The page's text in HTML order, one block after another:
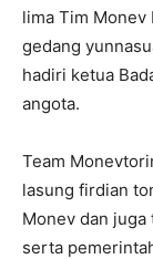
lima Tim Monev
gedang
hadiri ketua
angota.
Team
lasung firdian
Monev dan juga
serta